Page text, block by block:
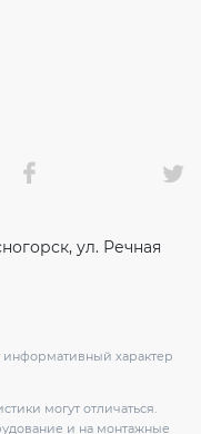
ул. Речная
характер
могут отличаться.
и на монтажные